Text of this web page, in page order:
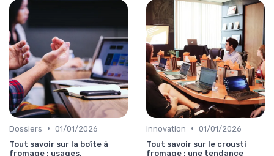
Dossiers • 01/01/2026
Tout savoir sur la boîte à
fromage : usages,
Innovation • 01/01/2026
Tout savoir sur le crousti
fromage : une tendance